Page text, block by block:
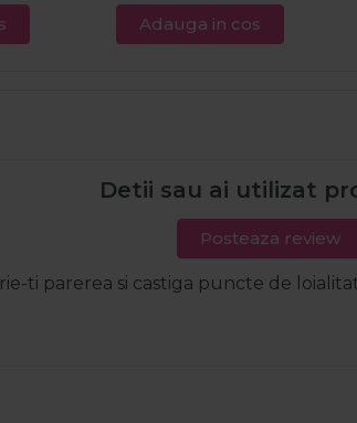
Adauga in cos
Detii sau ai utilizat
Posteaza review
ti parerea si castiga puncte de